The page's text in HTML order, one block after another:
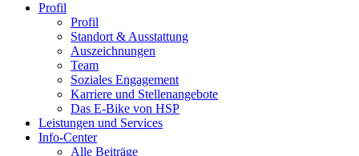
Profil
Profil
Standort & Ausstattung
Auszeichnungen
Team
Soziales Engagement
Karriere und Stellenangebote
Das E-Bike von HSP
Leistungen und Services
Info-Center
Alle Beiträge